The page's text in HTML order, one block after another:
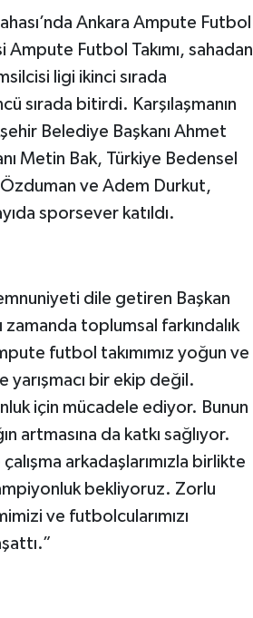
Ankara Ampute Futbol
Ampute Futbol Takımı, sahadan
ligi ikinci sırada
sırada bitirdi. Karşılaşmanın
Belediye Başkanı Ahmet
Metin Bak, Türkiye Bedensel
ve Adem Durkut,
sporsever katıldı.
dile getiren Başkan
zamanda toplumsal farkındalık
futbol takımımız yoğun ve
yarışmacı bir ekip değil.
için mücadele ediyor. Bunun
artmasına da katkı sağlıyor.
arkadaşlarımızla birlikte
bekliyoruz. Zorlu
ve futbolcularımızı